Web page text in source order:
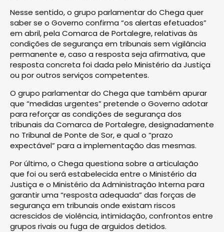
Nesse sentido, o grupo parlamentar do Chega quer
saber se o Governo confirma “os alertas efetuados”
em abril, pela Comarca de Portalegre, relativas às
condições de segurança em tribunais sem vigilância
permanente e, caso a resposta seja afirmativa, que
resposta concreta foi dada pelo Ministério da Justiça
ou por outros serviços competentes.
O grupo parlamentar do Chega que também apurar
que “medidas urgentes” pretende o Governo adotar
para reforçar as condições de segurança dos
tribunais da Comarca de Portalegre, designadamente
no Tribunal de Ponte de Sor, e qual o “prazo
expectável” para a implementação das mesmas.
Por último, o Chega questiona sobre a articulação
que foi ou será estabelecida entre o Ministério da
Justiça e o Ministério da Administração Interna para
garantir uma “resposta adequada” das forças de
segurança em tribunais onde existam riscos
acrescidos de violência, intimidação, confrontos entre
grupos rivais ou fuga de arguidos detidos.